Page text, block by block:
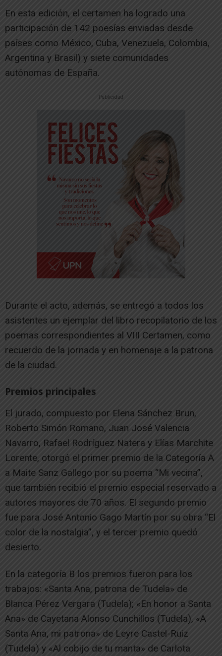
En esta edición, el certamen ha logrado una
participación de 142 poesías enviadas desde
países como México, Cuba, Venezuela, Colombia,
Argentina y Brasil) y siete comunidades
autónomas de España.
-- Publicidad --
Durante el acto, además, se entregó a todos los
asistentes un ejemplar del libro recopilatorio de los
poemas correspondientes al VIII Certamen, como
recuerdo de la jornada y en homenaje a la patrona
de la ciudad.
Premios principales
El jurado, compuesto por Elena Sánchez Brun,
Roberto Simón Romano, Juan José Valencia
Navarro, Rafael Rodríguez Natera y Elías Marchite
Lorente, otorgó el primer premio de la Categoría A
a Maite Sanz Gallego por su poema “Mi vecina”,
que también recibió el premio especial reservado a
autores mayores de 70 años. El segundo premio
fue para José Antonio Gago Martín por su obra “El
color de la nostalgia”, y el tercer premio quedó
desierto.
En la categoría B los premios fueron para los
trabajos: «Santa Ana, patrona de Tudela» de
Blanca Pérez Vergara (Tudela); «En honor a Santa
Ana» de Cayetana Alonso Cunchillos (Tudela), «A
Santa Ana, mi patrona» de Leyre Castel-Ruiz
(Tudela) y «Al cobijo de tu manta» de Carlota